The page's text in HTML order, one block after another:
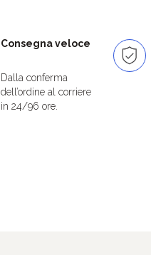
Consegna veloce
Dalla conferma
dell’ordine al corriere
in 24/96 ore.